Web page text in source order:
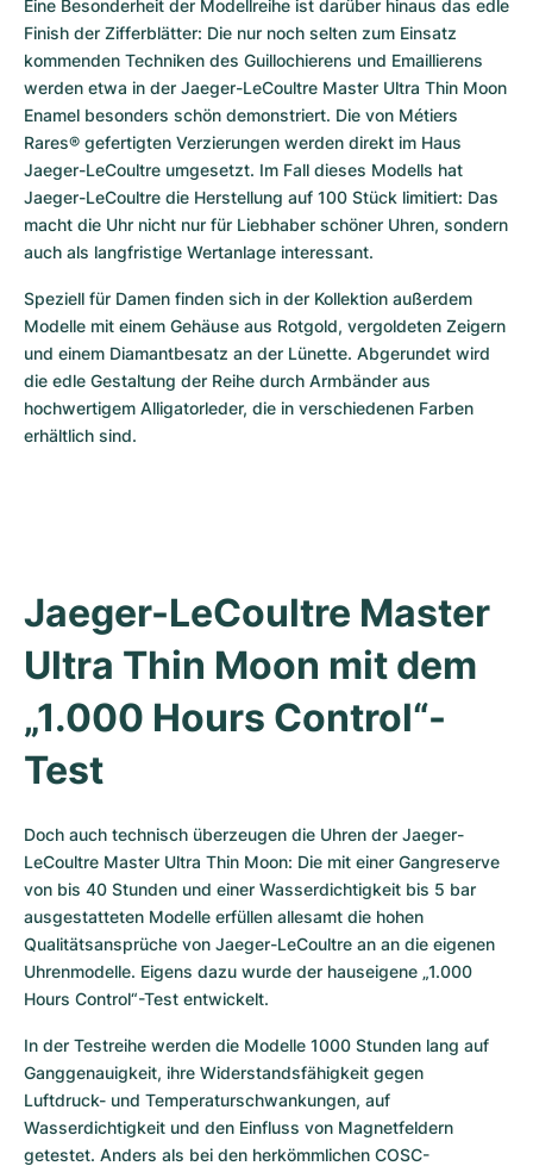
Eine Besonderheit der Modellreihe ist darüber hinaus das edle
Finish der Zifferblätter: Die nur noch selten zum Einsatz
kommenden Techniken des Guillochierens und Emaillierens
werden etwa in der Jaeger-LeCoultre Master Ultra Thin Moon
Enamel besonders schön demonstriert. Die von Métiers
Rares® gefertigten Verzierungen werden direkt im Haus
Jaeger-LeCoultre umgesetzt. Im Fall dieses Modells hat
Jaeger-LeCoultre die Herstellung auf 100 Stück limitiert: Das
macht die Uhr nicht nur für Liebhaber schöner Uhren, sondern
auch als langfristige Wertanlage interessant.
Speziell für Damen finden sich in der Kollektion außerdem
Modelle mit einem Gehäuse aus Rotgold, vergoldeten Zeigern
und einem Diamantbesatz an der Lünette. Abgerundet wird
die edle Gestaltung der Reihe durch Armbänder aus
hochwertigem Alligatorleder, die in verschiedenen Farben
erhältlich sind.
Jaeger-LeCoultre Master
Ultra Thin Moon mit dem
„1.000 Hours Control“-
Test
Doch auch technisch überzeugen die Uhren der Jaeger-
LeCoultre Master Ultra Thin Moon: Die mit einer Gangreserve
von bis 40 Stunden und einer Wasserdichtigkeit bis 5 bar
ausgestatteten Modelle erfüllen allesamt die hohen
Qualitätsansprüche von Jaeger-LeCoultre an an die eigenen
Uhrenmodelle. Eigens dazu wurde der hauseigene „1.000
Hours Control“-Test entwickelt.
In der Testreihe werden die Modelle 1000 Stunden lang auf
Ganggenauigkeit, ihre Widerstandsfähigkeit gegen
Luftdruck- und Temperaturschwankungen, auf
Wasserdichtigkeit und den Einfluss von Magnetfeldern
getestet. Anders als bei den herkömmlichen COSC-